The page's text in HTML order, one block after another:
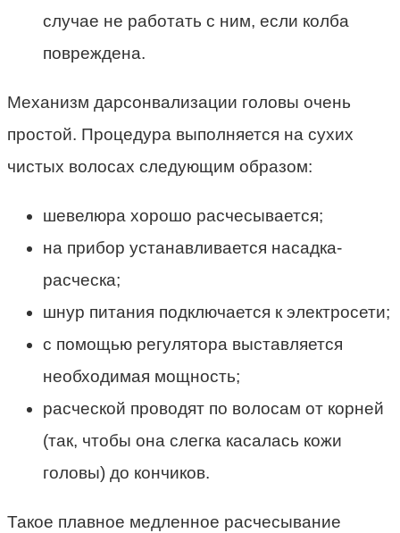
случае не работать с ним, если колба
повреждена.
Механизм дарсонвализации головы очень
простой. Процедура выполняется на сухих
чистых волосах следующим образом:
шевелюра хорошо расчесывается;
на прибор устанавливается насадка-
расческа;
шнур питания подключается к электросети;
с помощью регулятора выставляется
необходимая мощность;
расческой проводят по волосам от корней
(так, чтобы она слегка касалась кожи
головы) до кончиков.
Такое плавное медленное расчесывание